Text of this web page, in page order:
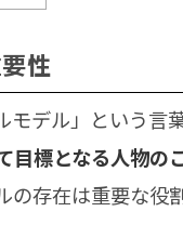
性
デル」という言
目標となる人物の
存在は重要な役